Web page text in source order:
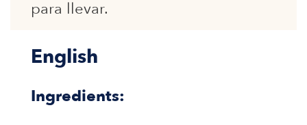
para llevar.
English
Ingredients: